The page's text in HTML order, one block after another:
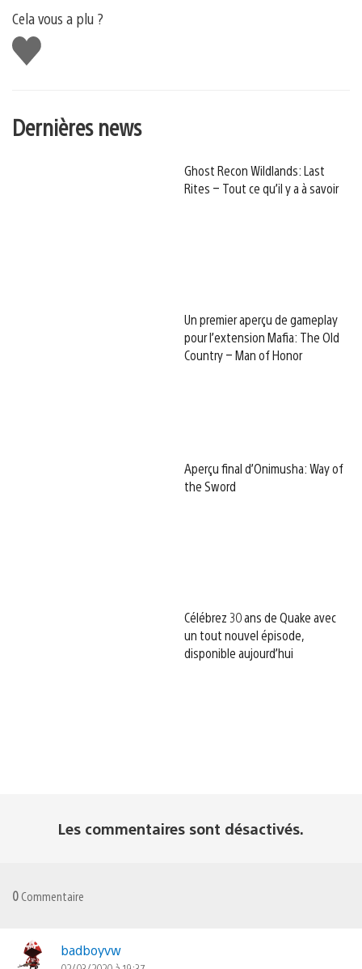
Cela vous a plu ?
J'aime
Dernières news
Ghost Recon Wildlands: Last
Rites – Tout ce qu’il y a à savoir
Un premier aperçu de gameplay
pour l’extension Mafia: The Old
Country – Man of Honor
Aperçu final d’Onimusha: Way of
the Sword
Célébrez 30 ans de Quake avec
un tout nouvel épisode,
disponible aujourd’hui
Les commentaires sont désactivés.
0 Commentaire
badboyvw